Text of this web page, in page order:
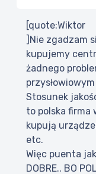
[quote:Wiktor
]Nie zgadzam
kupujemy
żadnego
Stosunek
to polska firma
kupują
etc.
Więc puenta
DOBRE.. BO